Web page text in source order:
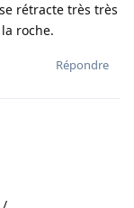
rétracte très très
roche.
Répondre